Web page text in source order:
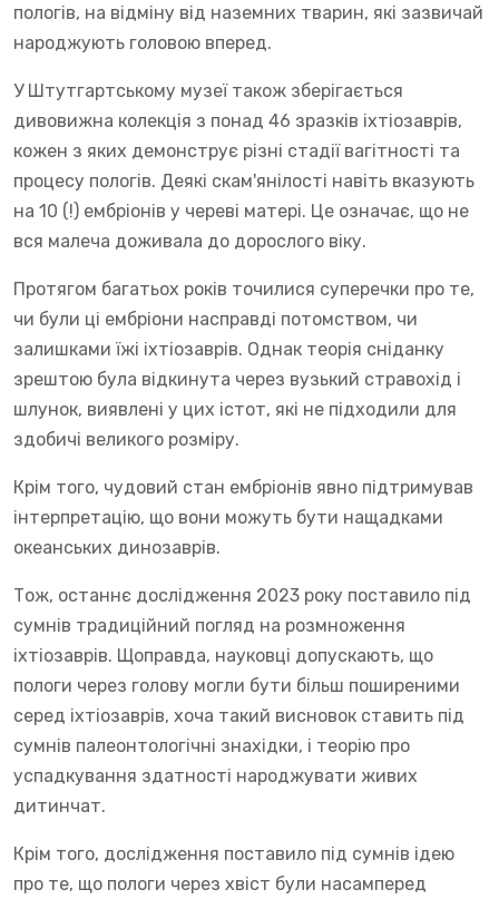
пологів, на відміну від наземних тварин, які зазвичай
народжують головою вперед.
У Штутгартському музеї також зберігається
дивовижна колекція з понад 46 зразків іхтіозаврів,
кожен з яких демонструє різні стадії вагітності та
процесу пологів. Деякі скам'янілості навіть вказують
на 10 (!) ембріонів у череві матері. Це означає, що не
вся малеча доживала до дорослого віку.
Протягом багатьох років точилися суперечки про те,
чи були ці ембріони насправді потомством, чи
залишками їжі іхтіозаврів. Однак теорія сніданку
зрештою була відкинута через вузький стравохід і
шлунок, виявлені у цих істот, які не підходили для
здобичі великого розміру.
Крім того, чудовий стан ембріонів явно підтримував
інтерпретацію, що вони можуть бути нащадками
океанських динозаврів.
Тож, останнє дослідження 2023 року поставило під
сумнів традиційний погляд на розмноження
іхтіозаврів. Щоправда, науковці допускають, що
пологи через голову могли бути більш поширеними
серед іхтіозаврів, хоча такий висновок ставить під
сумнів палеонтологічні знахідки, і теорію про
успадкування здатності народжувати живих
дитинчат.
Крім того, дослідження поставило під сумнів ідею
про те, що пологи через хвіст були насамперед